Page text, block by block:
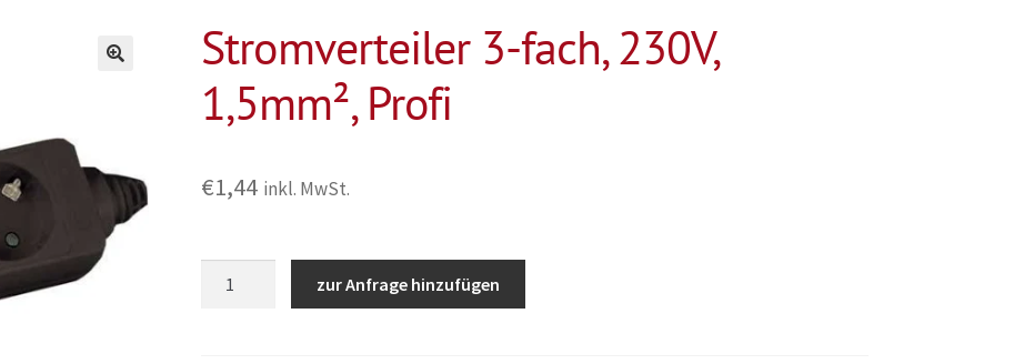
Stromverteiler 3-fach, 230V,
1,5mm², Profi
€1,44 inkl. MwSt.
zur Anfrage hinzufügen